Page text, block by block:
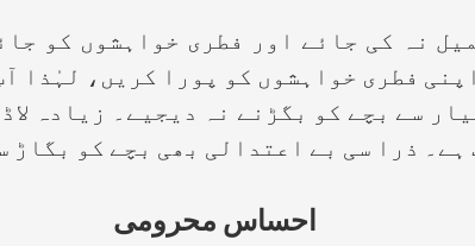
کی جائے اور فطری خواہشوں کو
فطری خواہشوں کو پورا کریں، لہٰذا
سے بچے کو بگڑنے نہ دیجیے۔ زیادہ
ذرا سی بے اعتدالی بھی بچے کو بگاڑ
احساس محرومی